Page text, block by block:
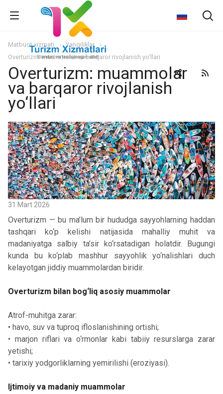
Matbuot xizmati
Yangiliklar
Overturizm: muammolar va barqaror rivojlanish yo‘llari
Overturizm: muammolar
va barqaror rivojlanish
yo‘llari
31 Mart 2026
Overturizm — bu ma’lum bir hududga sayyohlarning haddan
tashqari ko‘p kelishi natijasida mahalliy muhit va
madaniyatga salbiy ta’sir ko‘rsatadigan holatdir. Bugungi
kunda bu ko‘plab mashhur sayyohlik yo‘nalishlari duch
kelayotgan jiddiy muammolardan biridir.
Overturizm bilan bog‘liq asosiy muammolar
Atrof-muhitga zarar:
• havo, suv va tuproq ifloslanishining ortishi;
• marjon riflari va o‘rmonlar kabi tabiiy resurslarga zarar
yetishi;
• tarixiy yodgorliklarning yemirilishi (eroziyasi).
Ijtimoiy va madaniy muammolar